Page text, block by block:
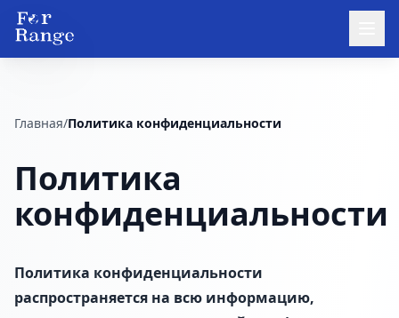
Главная/Политика конфиденциальности
Политика
конфиденциальности
Политика конфиденциальности
распространяется на всю информацию,